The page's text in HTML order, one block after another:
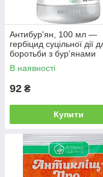
Антибур'ян, 100 мл —
гербіцид суцільної дії
боротьби з бур'янами
В наявності
92 ₴
Купити